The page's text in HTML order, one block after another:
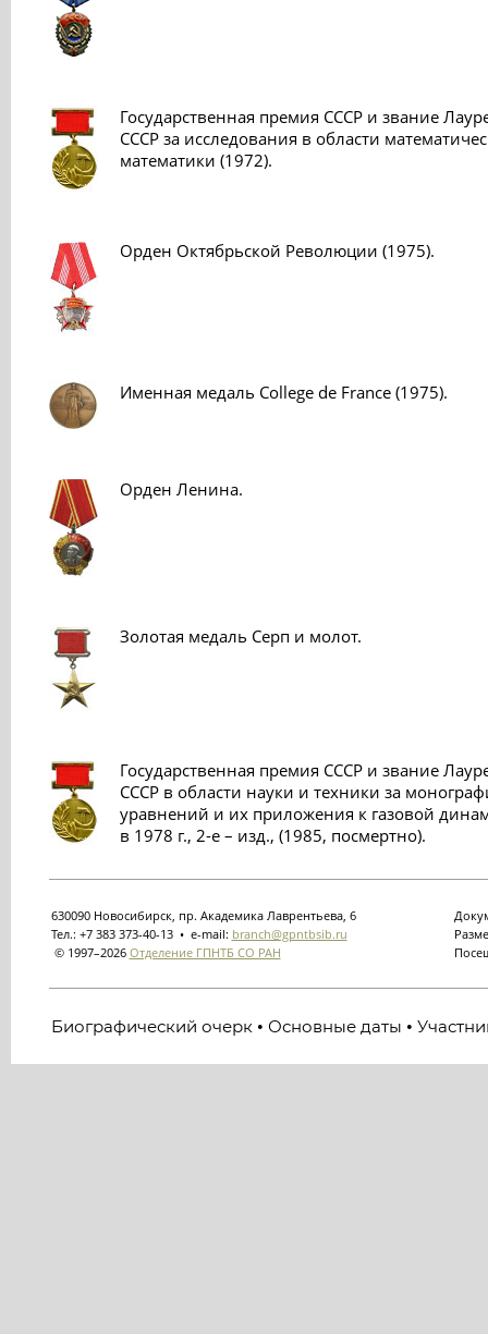
Государственная премия СССР и звание
СССР за исследования в области
математики (1972).
Орден Октябрьской Революции (1975).
Именная медаль College de France (1975).
Орден Ленина.
Золотая медаль Серп и молот.
Государственная премия СССР и звание
СССР в области науки и техники за
уравнений и их приложения к газовой
в 1978 г., 2-е – изд., (1985, посмертно).
630090 Новосибирск, пр. Академика Лаврентьева, 6
Тел.: +7 383 373-40-13 • e-mail: branch@gpntbsib.ru
© 1997–2026 Отделение ГПНТБ СО РАН
Биографический очерк • Основные даты •